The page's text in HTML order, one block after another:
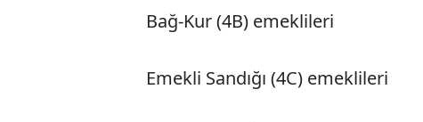
Bağ-Kur (4B) emeklileri
Emekli Sandığı (4C) emeklileri